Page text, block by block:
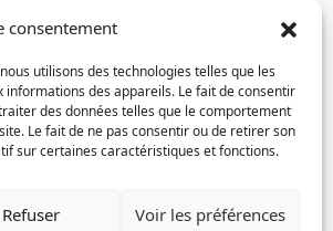
consentement
utilisons des technologies telles que les
des appareils. Le fait de consentir
des données telles que le comportement
Le fait de ne pas consentir ou de retirer son
sur certaines caractéristiques et fonctions.
Refuser Voir les préférences
Je lis, je m'inscris
Clotay